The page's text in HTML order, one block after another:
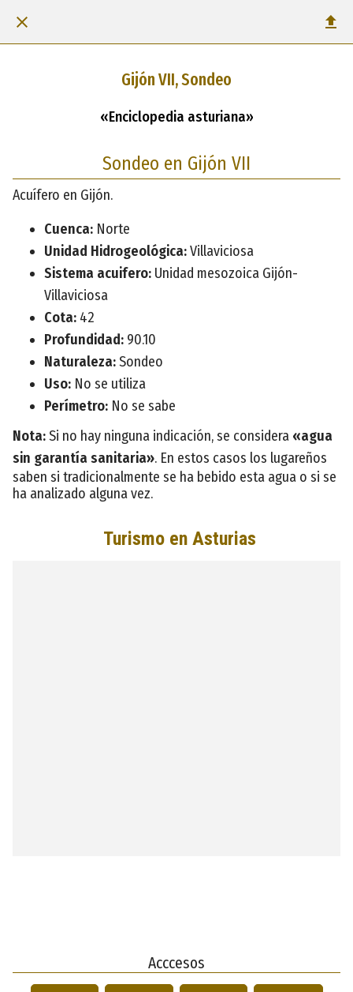
Gijón VII, Sondeo
«Enciclopedia asturiana»
Sondeo en Gijón VII
Acuífero en Gijón.
Cuenca: Norte
Unidad Hidrogeológica:Villaviciosa
Sistema acuifero: Unidad mesozoica Gijón-
Villaviciosa
Cota: 42
Profundidad: 90.10
Naturaleza:Sondeo
Uso: No se utiliza
Perímetro: No se sabe
Nota:Si no hay ninguna indicación, se considera «agua
sin garantía sanitaria». En estos casos los lugareños
saben si tradicionalmente se ha bebido esta agua o si se
ha analizado alguna vez.
Acccesos